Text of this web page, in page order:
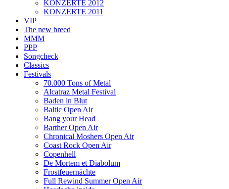
KONZERTE 2012
KONZERTE 2011
VIP
The new breed
MMM
PPP
Songcheck
Classics
Festivals
70.000 Tons of Metal
Alcatraz Metal Festival
Baden in Blut
Baltic Open Air
Bang your Head
Barther Open Air
Chronical Moshers Open Air
Coast Rock Open Air
Copenhell
De Mortem et Diabolum
Frostfeuernächte
Full Rewind Summer Open Air